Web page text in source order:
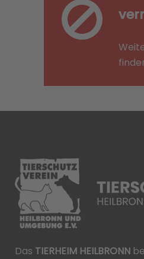
Das TIERHEIM HEILBRONN